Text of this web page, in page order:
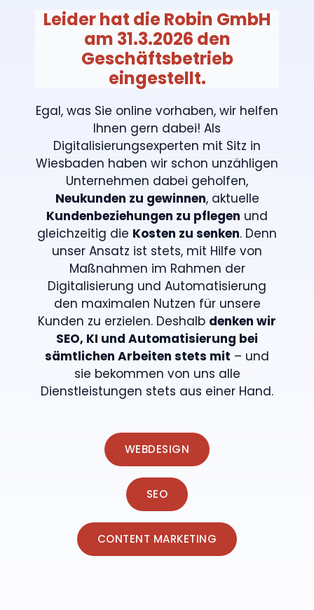
Leider hat die Robin GmbH
am 31.3.2026 den
Geschäftsbetrieb
eingestellt.
Egal, was Sie online vorhaben, wir helfen
Ihnen gern dabei! Als
Digitalisierungsexperten mit Sitz in
Wiesbaden haben wir schon unzähligen
Unternehmen dabei geholfen,
Neukunden zu gewinnen, aktuelle
Kundenbeziehungen zu pflegen und
gleichzeitig die Kosten zu senken. Denn
unser Ansatz ist stets, mit Hilfe von
Maßnahmen im Rahmen der
Digitalisierung und Automatisierung
den maximalen Nutzen für unsere
Kunden zu erzielen. Deshalb denken wir
SEO, KI und Automatisierung bei
sämtlichen Arbeiten stets mit – und
sie bekommen von uns alle
Dienstleistungen stets aus einer Hand.
WEBDESIGN
SEO
CONTENT MARKETING